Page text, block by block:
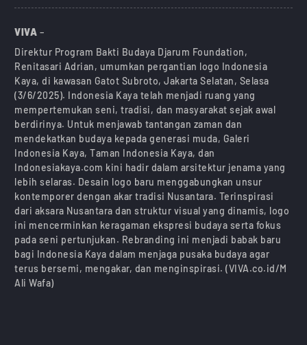
VIVA –
Direktur Program Bakti Budaya Djarum Foundation,
Renitasari Adrian, umumkan pergantian logo Indonesia
Kaya, di kawasan Gatot Subroto, Jakarta Selatan, Selasa
(3/6/2025). Indonesia Kaya telah menjadi ruang yang
mempertemukan seni, tradisi, dan masyarakat sejak awal
berdirinya. Untuk menjawab tantangan zaman dan
mendekatkan budaya kepada generasi muda, Galeri
Indonesia Kaya, Taman Indonesia Kaya, dan
Indonesiakaya.com kini hadir dalam arsitektur jenama yang
lebih selaras. Desain logo baru menggabungkan unsur
kontemporer dengan akar tradisi Nusantara. Terinspirasi
dari aksara Nusantara dan struktur visual yang dinamis, logo
ini mencerminkan keragaman ekspresi budaya serta fokus
pada seni pertunjukan. Rebranding ini menjadi babak baru
bagi Indonesia Kaya dalam menjaga pusaka budaya agar
terus bersemi, mengakar, dan menginspirasi. (VIVA.co.id/M
Ali Wafa)